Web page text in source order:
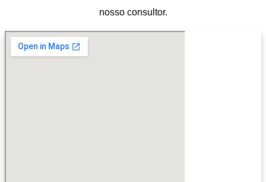
nosso consultor.